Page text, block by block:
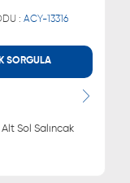
: ACY-13316
SORGULA
Sol Salıncak